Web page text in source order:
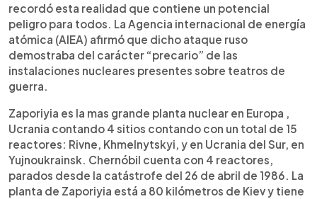
recordó esta realidad que contiene un potencial
peligro para todos. La Agencia internacional de energía
atómica (AIEA) afirmó que dicho ataque ruso
demostraba del carácter “precario” de las
instalaciones nucleares presentes sobre teatros de
guerra.
Zaporiyia es la mas grande planta nuclear en Europa ,
Ucrania contando 4 sitios contando con un total de 15
reactores: Rivne, Khmelnytskyi, y en Ucrania del Sur, en
Yujnoukrainsk. Chernóbil cuenta con 4 reactores,
parados desde la catástrofe del 26 de abril de 1986. La
planta de Zaporiyia está a 80 kilómetros de Kiev y tiene